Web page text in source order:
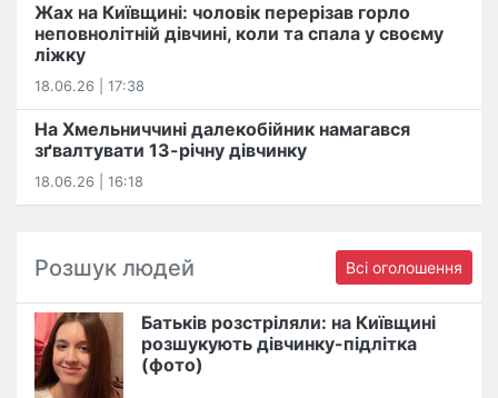
Жах на Київщині: чоловік перерізав горло
неповнолітній дівчині, коли та спала у своєму
ліжку
18.06.26 | 17:38
На Хмельниччині далекобійник намагався
зґвалтувати 13-річну дівчинку
18.06.26 | 16:18
Розшук людей Всі оголошення
Батьків розстріляли: на Київщині
розшукують дівчинку-підлітка
(фото)